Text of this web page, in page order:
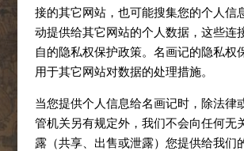
接的其它网站，也可能搜集您的个人信
动提供给其它网站的个人数据，这些连
自的隐私权保护政策。名画记的隐私权
用于其它网站对数据的处理措施。
当您提供个人信息给名画记时，除法律
管机关另有规定外，我们不会向任何无
露（共享、出售或泄露）您提供给我们